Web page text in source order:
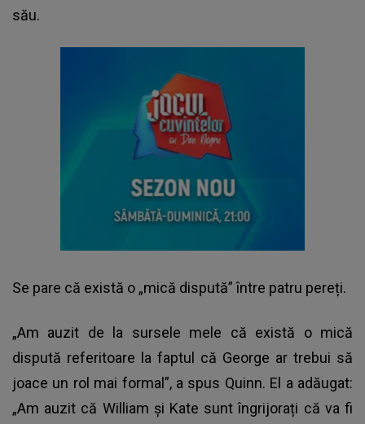
său.
Se pare că există o „mică dispută” între patru pereți.
„Am auzit de la sursele mele că există o mică
dispută referitoare la faptul că George ar trebui să
joace un rol mai formal”, a spus Quinn. El a adăugat:
„Am auzit că William și Kate sunt îngrijorați că va fi